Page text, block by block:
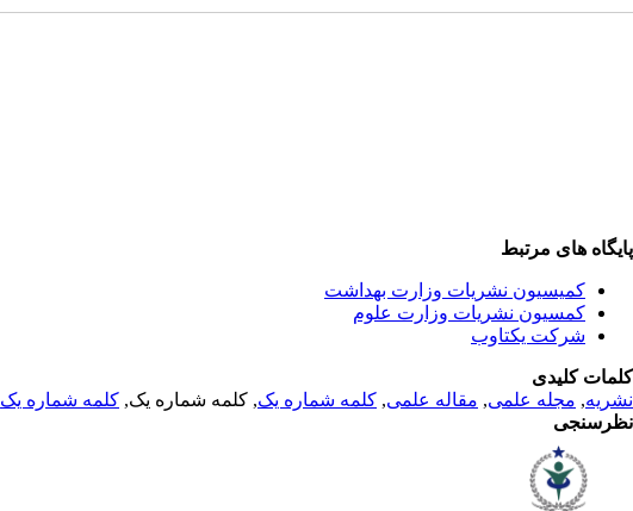
پایگاه های مرتبط
کمیسیون نشریات وزارت بهداشت
کمسیون نشریات وزارت علوم
شرکت یکتاوب
کلمات کلیدی
نشریه, مجله علمی, مقاله علمی, کلمه شماره یک, کلمه شماره یک, کلمه شماره یک
نظرسنجی